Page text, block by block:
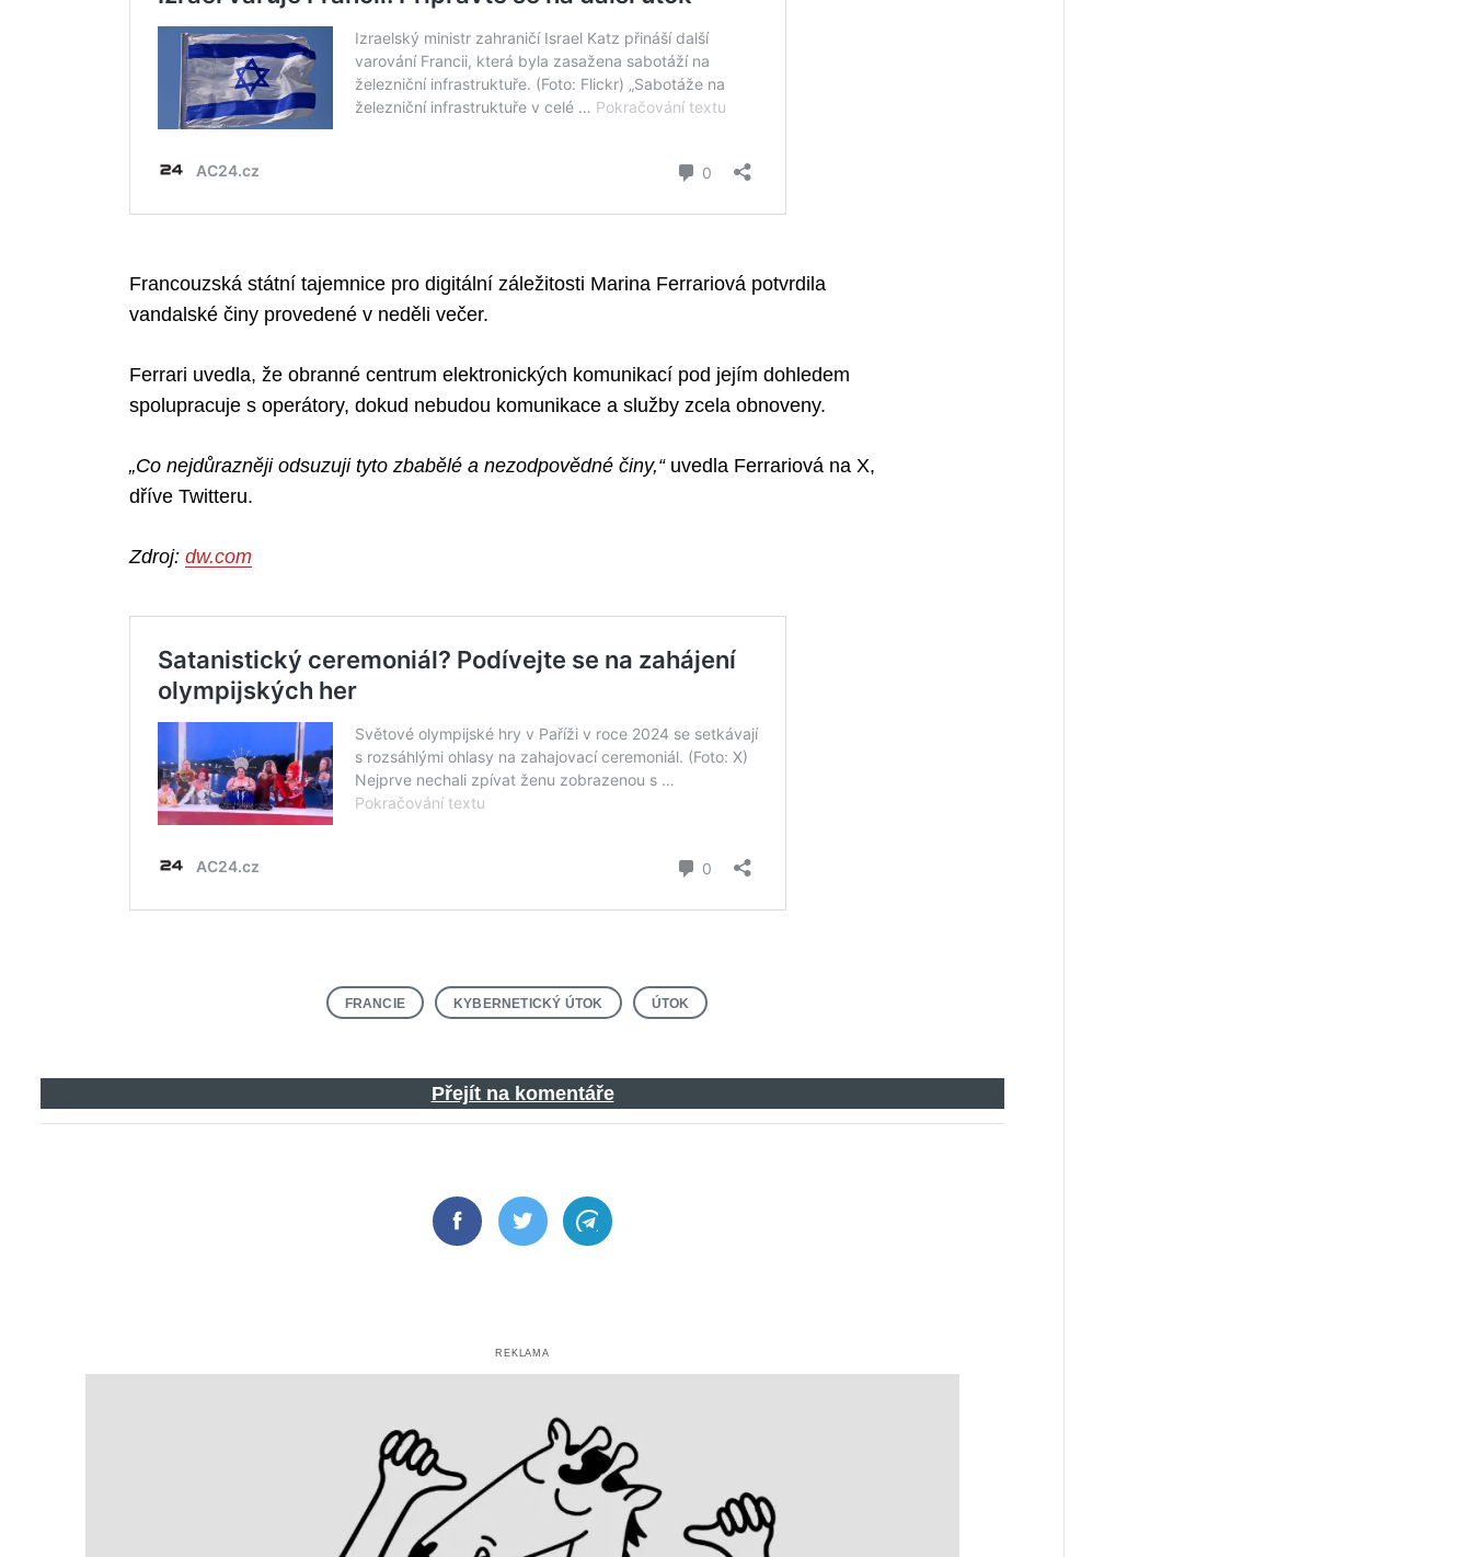
Francouzská státní tajemnice pro digitální záležitosti Marina Ferrariová potvrdila
vandalské činy provedené v neděli večer.
Ferrari uvedla, že obranné centrum elektronických komunikací pod jejím dohledem
spolupracuje s operátory, dokud nebudou komunikace a služby zcela obnoveny.
„Co nejdůrazněji odsuzuji tyto zbabělé a nezodpovědné činy,“uvedla Ferrariová na X,
dříve Twitteru.
Zdroj: dw.com
FRANCIE KYBERNETICKÝ ÚTOK ÚTOK
Přejít na komentáře
FacebookTwitter Telegram
REKLAMA